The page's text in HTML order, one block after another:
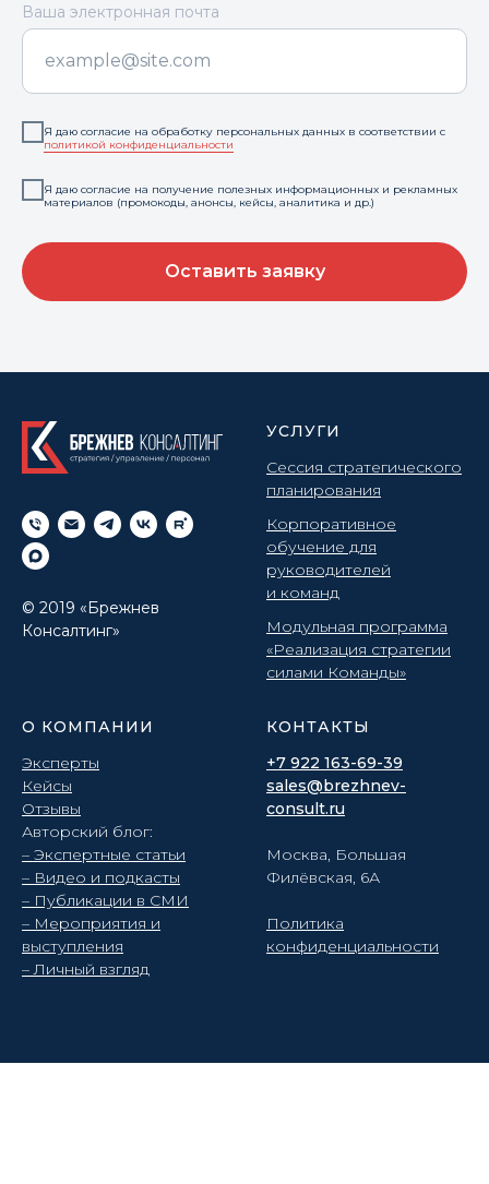
Ваша электронная почта
Я даю согласие на обработку персональных данных в соответствии с
политикой конфиденциальности
Я даю согласие на получение полезных информационных и рекламных
материалов (промокоды, анонсы, кейсы, аналитика и др.)
Оставить заявку
© 2019 «Брежнев
Консалтинг»
УСЛУГИ
Сессия стратегического
планирования
Корпоративное
обучение для
руководителей
и команд
Модульная программа
«Реализация стратегии
силами Команды»
О КОМПАНИИ
Эксперты
Кейсы
Отзывы
Авторский блог:
– Экспертные статьи
– Видео и подкасты
– Публикации в СМИ
– Мероприятия и
выступления
– Личный взгляд
КОНТАКТЫ
+7 922 163-69-39
sales@brezhnev-
consult.ru
Москва, Большая
Филёвская, 6А
Политика
конфиденциальности